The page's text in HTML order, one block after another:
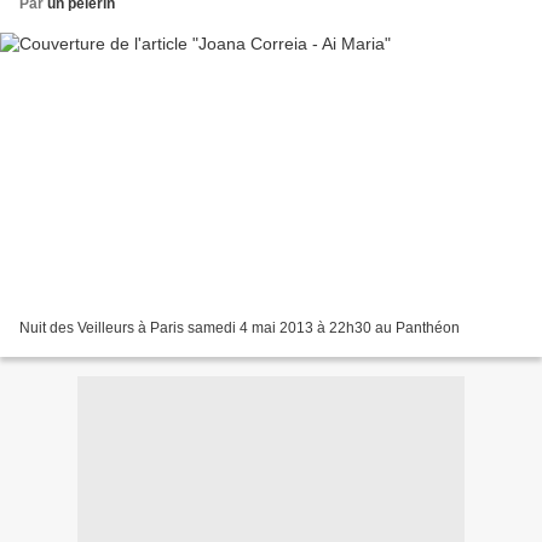
Par un pèlerin
Nuit des Veilleurs à Paris samedi 4 mai 2013 à 22h30 au Panthéon